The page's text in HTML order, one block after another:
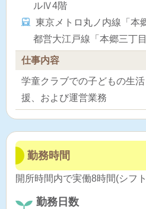
ルⅣ4階
東京メトロ丸ノ内線「本
都営大江戸線「本郷三丁
仕事内容
学童クラブでの子どもの生
援、および運営業務
勤務時間
開所時間内で実働8時間(シフ
勤務日数